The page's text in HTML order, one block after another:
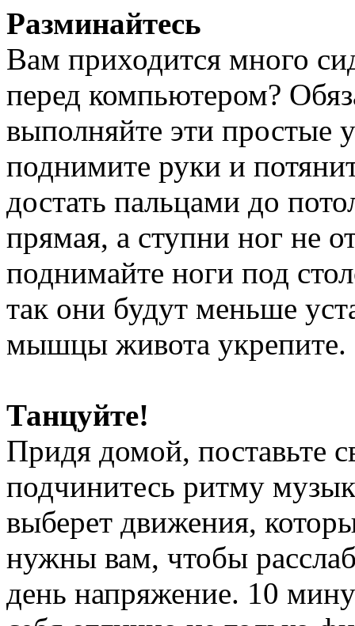
Разминайтесь
Вам приходится много
перед компьютером?
выполняйте эти простые
поднимите руки и
достать пальцами до
прямая, а ступни ног не
поднимайте ноги под
так они будут меньше
мышцы живота укрепите.
Танцуйте!
Придя домой, поставьте
подчинитесь ритму
выберет движения,
нужны вам, чтобы
день напряжение. 10